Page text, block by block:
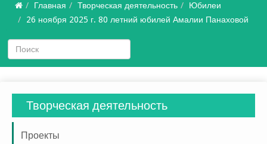
Главная Творческая деятельность
Юбилеи
26 ноября 2025 г. 80 летний юбилей Амалии Панаховой
Творческая деятельность
Проекты